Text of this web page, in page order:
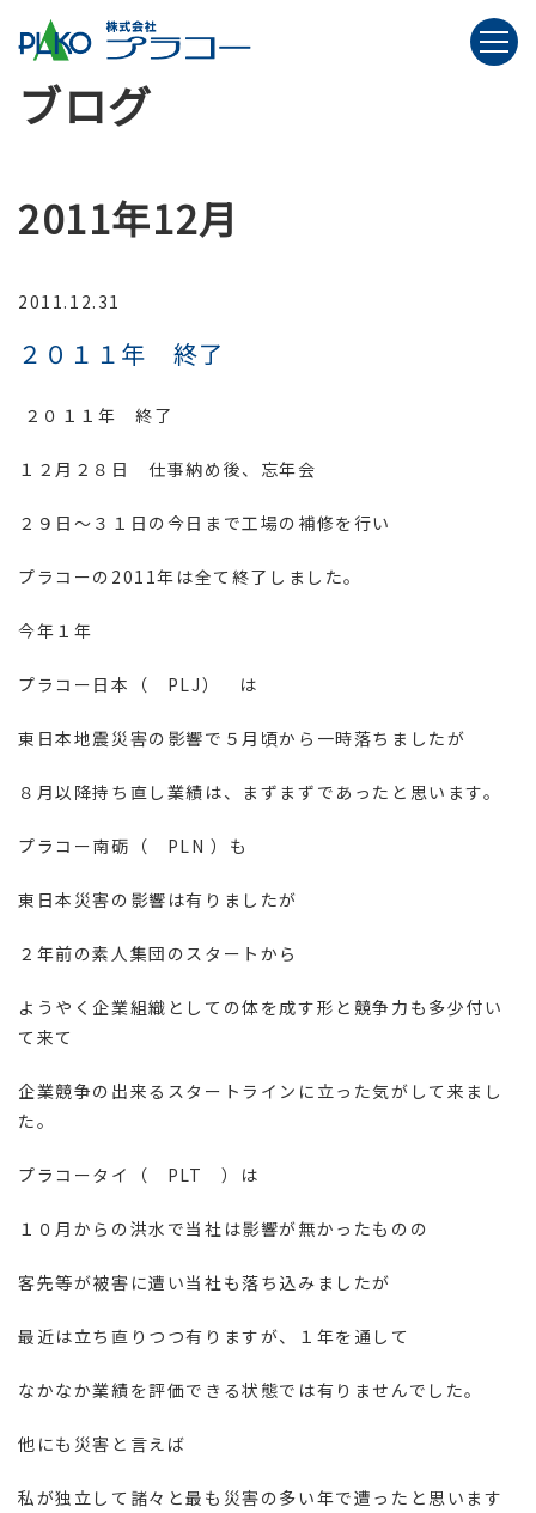
ブログ
2011年12月
2011.12.31
２０１１年 終了
２０１１年 終了
１２月２８日 仕事納め後、忘年会
２９日～３１日の今日まで工場の補修を行い
プラコーの2011年は全て終了しました。
今年１年
プラコー日本（ PLJ） は
東日本地震災害の影響で５月頃から一時落ちましたが
８月以降持ち直し業績は、まずまずであったと思います。
プラコー南砺（ PLN ）も
東日本災害の影響は有りましたが
２年前の素人集団のスタートから
ようやく企業組織としての体を成す形と競争力も多少付い
て来て
企業競争の出来るスタートラインに立った気がして来まし
た。
プラコータイ（ PLT ）は
１０月からの洪水で当社は影響が無かったものの
客先等が被害に遭い当社も落ち込みましたが
最近は立ち直りつつ有りますが、１年を通して
なかなか業績を評価できる状態では有りませんでした。
他にも災害と言えば
私が独立して諸々と最も災害の多い年で遭ったと思います